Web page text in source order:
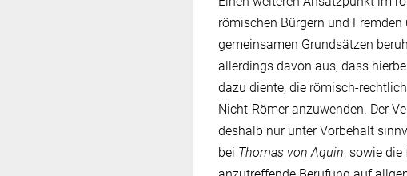
römischen Bürgern und
gemeinsamen Grundsätzen
allerdings davon aus, dass
dazu diente, die römisch-
Nicht-Römer anzuwenden. Der
deshalb nur unter Vorbehalt
bei Thomas von Aquin, sowie die